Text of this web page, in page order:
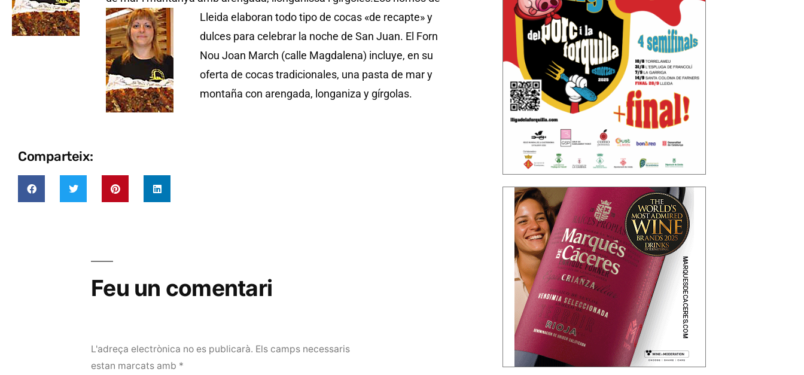
Lleida elaboran todo tipo de cocas «de recapte» y
dulces para celebrar la noche de San Juan. El Forn
Nou Joan March (calle Magdalena) incluye, en su
oferta de cocas tradicionales, una pasta de mar y
montaña con arengada, longaniza y gírgolas.
Comparteix:
Feu un comentari
L'adreça electrònica no es publicarà. Els camps necessaris
estan marcats amb *